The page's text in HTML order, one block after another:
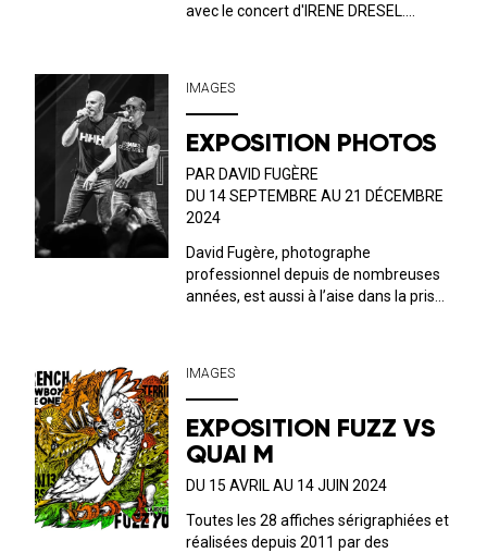
avec le concert d'IRENE DRESEL.
Yon qui nous présente le conc...
IMAGES
EXPOSITION PHOTOS
PAR DAVID FUGÈRE
DU 14 SEPTEMBRE AU 21 DÉCEMBRE
2024
David Fugère, photographe
professionnel depuis de nombreuses
années, est aussi à l’aise dans la prise
travail dans l’ombre pour mettre en
lumiè...
IMAGES
EXPOSITION FUZZ VS
QUAI M
DU 15 AVRIL AU 14 JUIN 2024
Toutes les 28 affiches sérigraphiées et
réalisées depuis 2011 par des